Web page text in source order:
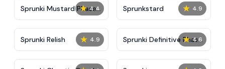
★ 4.4
Sprunki Mustard Phase
2
★ 4.9
Sprunkstard
★ 4.9
Sprunki Relish ★ 4.6
Sprunki Definitive Phase
7